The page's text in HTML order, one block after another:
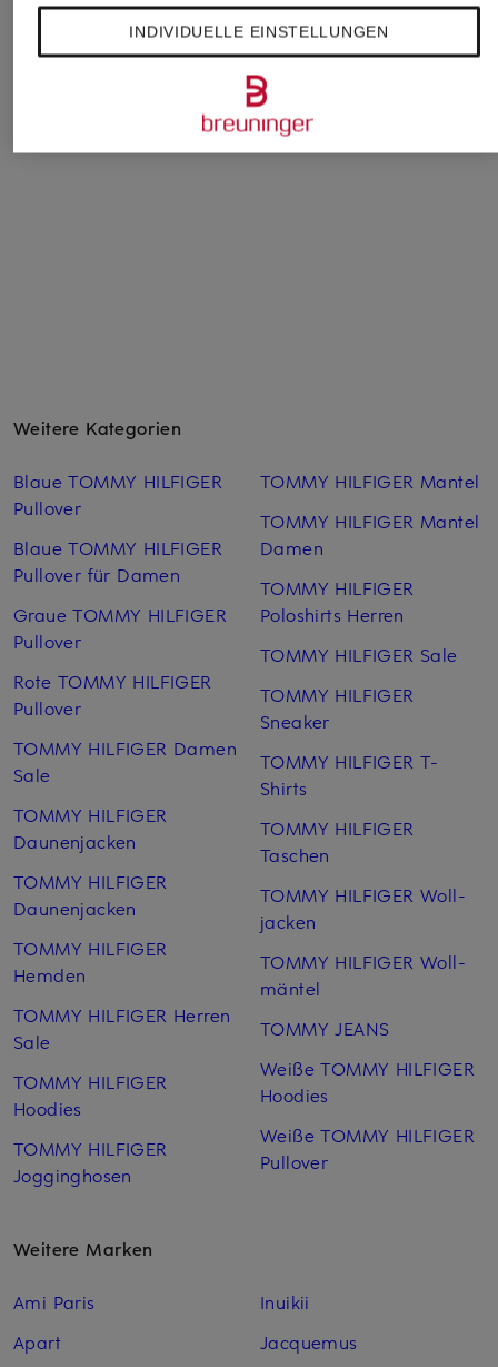
Longsleeve REFOCA
BOSS
Jersey-Poloshirt
129,95 €
SANDRO
Strick-Poloshirt
Weitere Kategorien
Blaue TOMMY HILFIGER
Pullover
Blaue TOMMY HILFIGER
Pullover für Damen
Graue TOMMY HILFIGER
Pullover
Rote TOMMY HILFIGER
Pullover
TOMMY HILFIGER Damen
Sale
TOMMY HILFIGER
Daunenjacken
TOMMY HILFIGER
Daunenjacken
TOMMY HILFIGER
Hemden
TOMMY HILFIGER Herren
Sale
TOMMY HILFIGER
Hoodies
TOMMY HILFIGER
Jogginghosen
TOMMY HILFIGER Mantel
TOMMY HILFIGER Mantel
Damen
TOMMY HILFIGER
Poloshirts Herren
TOMMY HILFIGER Sale
TOMMY HILFIGER
Sneaker
TOMMY HILFIGER T-
Shirts
TOMMY HILFIGER
Taschen
TOMMY HILFIGER Woll­
jacken
TOMMY HILFIGER Woll­
mäntel
TOMMY JEANS
Weiße TOMMY HILFIGER
Hoodies
Weiße TOMMY HILFIGER
Pullover
Weitere Marken
Ami Paris
Apart
Inuikii
Jacquemus
INDIVIDUELLE EINSTELLUNGEN